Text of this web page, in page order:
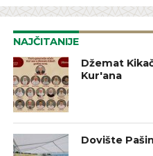
NAJČITANIJE
Džemat
Kur'ana
Dovište